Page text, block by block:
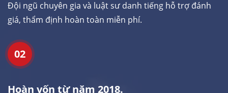
Đội ngũ chuyên gia và luật sư danh tiếng hỗ trợ đánh
giá, thẩm định hoàn toàn miễn phí.
02
Hoàn vốn từ năm 2018.